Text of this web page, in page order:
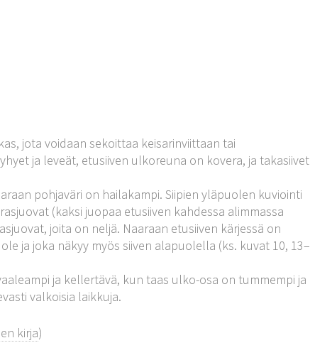
jota voidaan sekoittaa keisarinviittaan tai
ja leveät, etusiiven ulkoreuna on kovera, ja takasiivet
pohjaväri on hailakampi. Siipien yläpuolen kuviointi
(kaksi juopaa etusiiven kahdessa alimmassa
joita on neljä. Naaraan etusiiven kärjessä on
ja joka näkyy myös siiven alapuolella (ks. kuvat 10, 13–
ja kellertävä, kun taas ulko-osa on tummempi ja
valkoisia laikkuja.
kirja)